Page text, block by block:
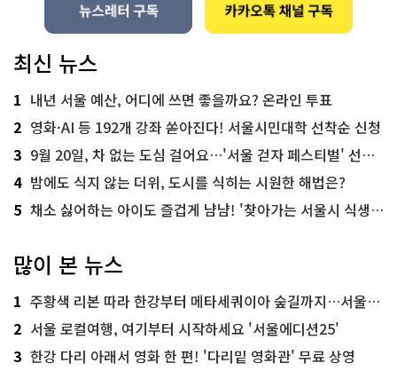
최신 뉴스
1 내년 서울 예산, 어디에 쓰면 좋을까요? 온라인 투표
2 영화·AI 등 192개 강좌 쏟아진다! 서울시민대학 선착순 신청
3 9월 20일, 차 없는 도심 걸어요…'서울 걷자 페스티벌' 선착순 5천명
4 밤에도 식지 않는 더위, 도시를 식히는 시원한 해법은?
5 채소 싫어하는 아이도 즐겁게 냠냠! '찾아가는 서울시 식생활 교육' 현장
많이 본 뉴스
1 주황색 리본 따라 한강부터 메타세쿼이아 숲길까지…서울둘레길 15코스
2 서울 로컬여행, 여기부터 시작하세요 '서울에디션25'
3 한강 다리 아래서 영화 한 편! '다리밑 영화관' 무료 상영